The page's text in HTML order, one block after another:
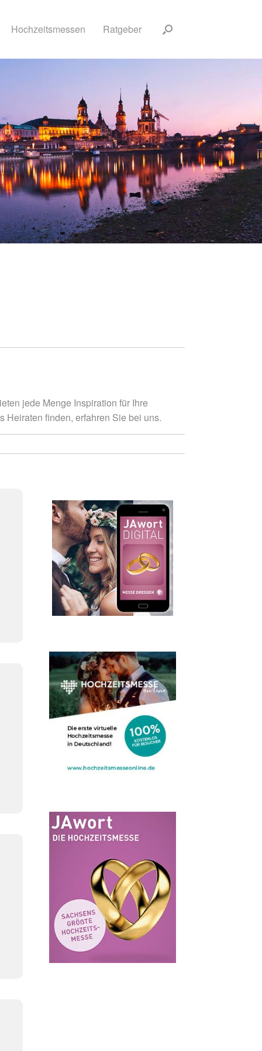
Hochzeitsmessen Ratgeber
jede Menge Inspiration für Ihre
Heiraten finden, erfahren Sie bei uns.